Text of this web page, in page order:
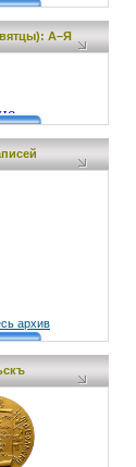
А–Я
архив